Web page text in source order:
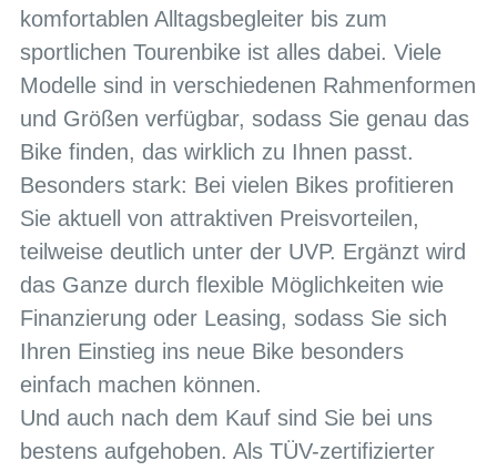
komfortablen Alltagsbegleiter bis zum
sportlichen Tourenbike ist alles dabei. Viele
Modelle sind in verschiedenen Rahmenformen
und Größen verfügbar, sodass Sie genau das
Bike finden, das wirklich zu Ihnen passt.
Besonders stark: Bei vielen Bikes profitieren
Sie aktuell von attraktiven Preisvorteilen,
teilweise deutlich unter der UVP. Ergänzt wird
das Ganze durch flexible Möglichkeiten wie
Finanzierung oder Leasing, sodass Sie sich
Ihren Einstieg ins neue Bike besonders
einfach machen können.
Und auch nach dem Kauf sind Sie bei uns
bestens aufgehoben. Als TÜV-zertifizierter